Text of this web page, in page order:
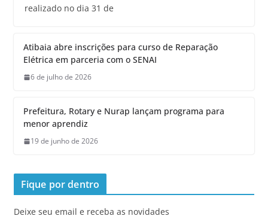
realizado no dia 31 de
Atibaia abre inscrições para curso de Reparação
Elétrica em parceria com o SENAI
6 de julho de 2026
Prefeitura, Rotary e Nurap lançam programa para
menor aprendiz
19 de junho de 2026
Fique por dentro
Deixe seu email e receba as novidades